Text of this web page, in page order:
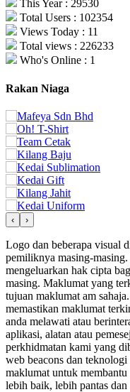
This Year : 29530
Total Users : 102354
Views Today : 11
Total views : 226233
Who's Online : 1
Rakan Niaga
‹ ›
Logo dan beberapa visual
pemiliknya masing-
mengeluarkan hak cipta
masing. Maklumat yang
tujuan maklumat am
memastikan maklumat
anda melawati atau
aplikasi, alatan atau
perkhidmatan kami yang
web beacons dan
maklumat untuk
lebih baik, lebih pantas